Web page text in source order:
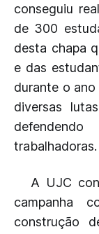
conseguiu
de 300
desta chapa
e das
durante o
diversas
trabalhadoras.
A UJC
campanha
construção